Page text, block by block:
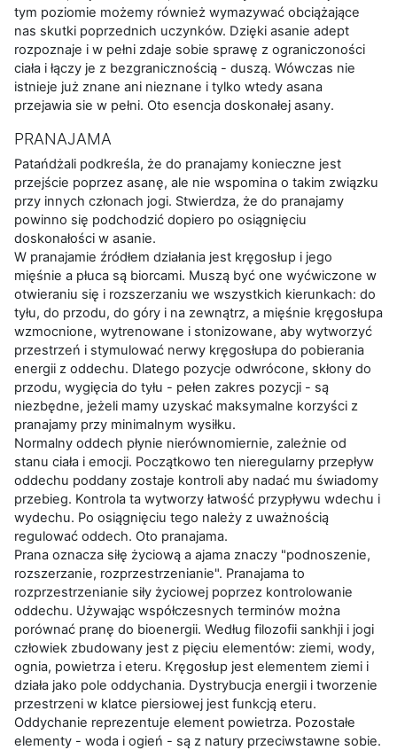
tym poziomie możemy również wymazywać obciążające
nas skutki poprzednich uczynków. Dzięki asanie adept
rozpoznaje i w pełni zdaje sobie sprawę z ograniczoności
ciała i łączy je z bezgranicznością - duszą. Wówczas nie
istnieje już znane ani nieznane i tylko wtedy asana
przejawia sie w pełni. Oto esencja doskonałej asany.
PRANAJAMA
Patańdżali podkreśla, że do pranajamy konieczne jest
przejście poprzez asanę, ale nie wspomina o takim związku
przy innych członach jogi. Stwierdza, że do pranajamy
powinno się podchodzić dopiero po osiągnięciu
doskonałości w asanie.
W pranajamie źródłem działania jest kręgosłup i jego
mięśnie a płuca są biorcami. Muszą być one wyćwiczone w
otwieraniu się i rozszerzaniu we wszystkich kierunkach: do
tyłu, do przodu, do góry i na zewnątrz, a mięśnie kręgosłupa
wzmocnione, wytrenowane i stonizowane, aby wytworzyć
przestrzeń i stymulować nerwy kręgosłupa do pobierania
energii z oddechu. Dlatego pozycje odwrócone, skłony do
przodu, wygięcia do tyłu - pełen zakres pozycji - są
niezbędne, jeżeli mamy uzyskać maksymalne korzyści z
pranajamy przy minimalnym wysiłku.
Normalny oddech płynie nierównomiernie, zależnie od
stanu ciała i emocji. Początkowo ten nieregularny przepływ
oddechu poddany zostaje kontroli aby nadać mu świadomy
przebieg. Kontrola ta wytworzy łatwość przypływu wdechu i
wydechu. Po osiągnięciu tego należy z uważnością
regulować oddech. Oto pranajama.
Prana oznacza siłę życiową a ajama znaczy "podnoszenie,
rozszerzanie, rozprzestrzenianie". Pranajama to
rozprzestrzenianie siły życiowej poprzez kontrolowanie
oddechu. Używając współczesnych terminów można
porównać pranę do bioenergii. Według filozofii sankhji i jogi
człowiek zbudowany jest z pięciu elementów: ziemi, wody,
ognia, powietrza i eteru. Kręgosłup jest elementem ziemi i
działa jako pole oddychania. Dystrybucja energii i tworzenie
przestrzeni w klatce piersiowej jest funkcją eteru.
Oddychanie reprezentuje element powietrza. Pozostałe
elementy - woda i ogień - są z natury przeciwstawne sobie.